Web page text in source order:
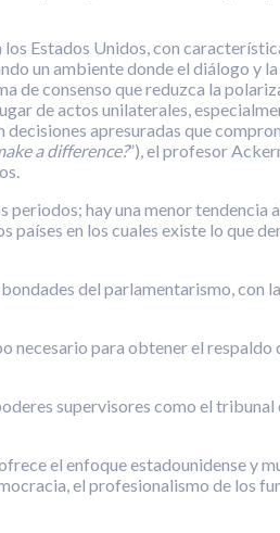
Estados Unidos, con
un ambiente donde el diálogo y
de consenso que reduzca la
de actos unilaterales,
apresuradas que
a difference?”), el profesor
hay una menor tendencia
en los cuales existe lo que
del parlamentarismo, con
necesario para obtener el respaldo
supervisores como el
el enfoque estadounidense y
el profesionalismo de los